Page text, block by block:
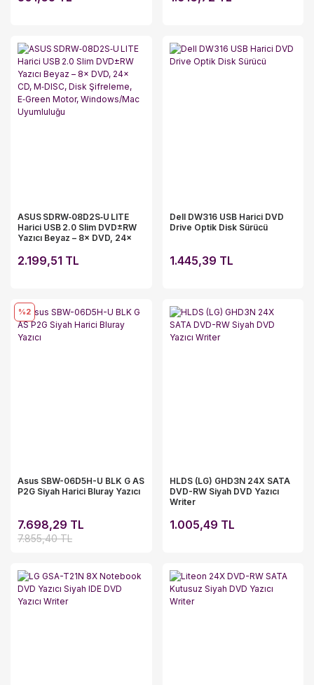
ASUS SDRW‑08D2S‑U LITE
Harici USB 2.0 Slim DVD±RW
Yazıcı Beyaz – 8× DVD, 24×
E‑Green Motor, Windows/Mac
Uyumluluğu
2.199,51 TL
Dell DW316 USB Harici DVD
Drive Optik Disk Sürücü
1.445,39 TL
%2
Asus SBW-06D5H-U BLK G AS
P2G Siyah Harici Bluray Yazıcı
7.698,29 TL
7.855,40 TL
HLDS (LG) GHD3N 24X SATA
DVD-RW Siyah DVD Yazıcı
Writer
1.005,49 TL